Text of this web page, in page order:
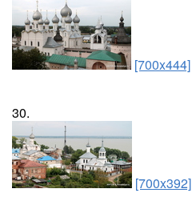
[700x444]
30.
[700x392]